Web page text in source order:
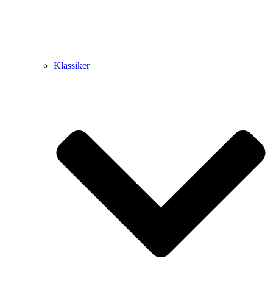
Klassiker